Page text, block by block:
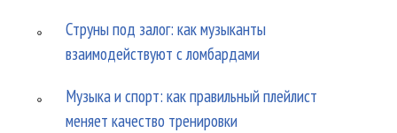
Струны под залог: как музыканты
взаимодействуют с ломбардами
Музыка и спорт: как правильный плейлист
меняет качество тренировки